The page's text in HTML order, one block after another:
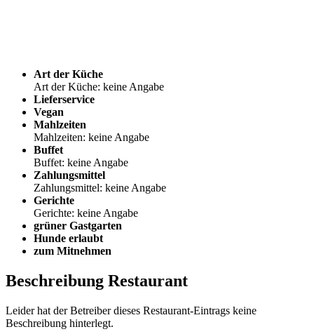
Art der Küche
Art der Küche: keine Angabe
Lieferservice
Vegan
Mahlzeiten
Mahlzeiten: keine Angabe
Buffet
Buffet: keine Angabe
Zahlungsmittel
Zahlungsmittel: keine Angabe
Gerichte
Gerichte: keine Angabe
grüner Gastgarten
Hunde erlaubt
zum Mitnehmen
Beschreibung Restaurant
Leider hat der Betreiber dieses Restaurant-Eintrags keine
Beschreibung hinterlegt.